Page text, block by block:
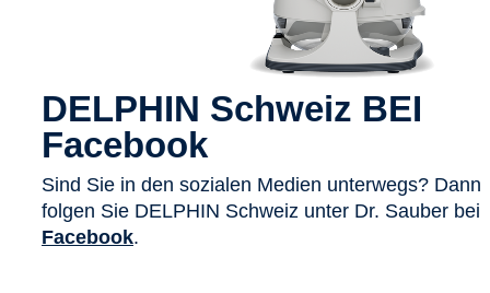
DELPHIN Schweiz BEI
Facebook
Sind Sie in den sozialen Medien unterwegs? Dann
folgen Sie DELPHIN Schweiz unter Dr. Sauber bei
Facebook.